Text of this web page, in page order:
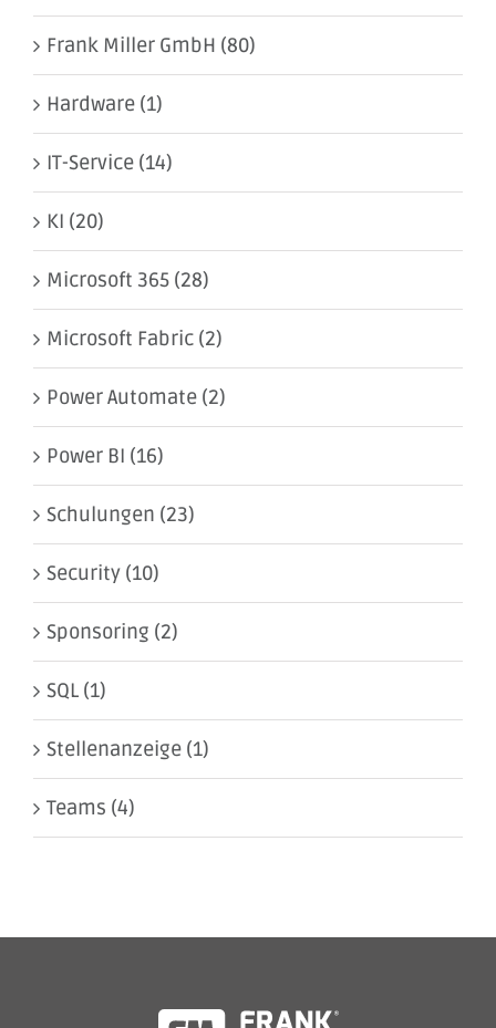
Frank Miller GmbH (80)
Hardware (1)
IT-Service (14)
KI (20)
Microsoft 365 (28)
Microsoft Fabric (2)
Power Automate (2)
Power BI (16)
Schulungen (23)
Security (10)
Sponsoring (2)
SQL (1)
Stellenanzeige (1)
Teams (4)